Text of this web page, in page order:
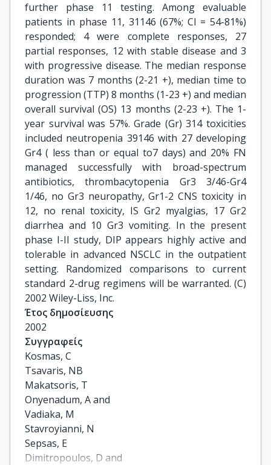
further phase 11 testing. Among evaluable
patients in phase 11, 31146 (67%; Cl = 54-81%)
responded; 4 were complete responses, 27
partial responses, 12 with stable disease and 3
with progressive disease. The median response
duration was 7 months (2-21 +), median time to
progression (TTP) 8 months (1-23 +) and median
overall survival (OS) 13 months (2-23 +). The 1-
year survival was 57%. Grade (Gr) 314 toxicities
included neutropenia 39146 with 27 developing
Gr4 ( less than or equal to7 days) and 20% FN
managed successfully with broad-spectrum
antibiotics, thrombacytopenia Gr3 3/46-Gr4
1/46, no Gr3 neuropathy, Gr1-2 CNS toxicity in
12, no renal toxicity, IS Gr2 myalgias, 17 Gr2
diarrhea and 10 Gr3 vomiting. In the present
phase I-II study, DIP appears highly active and
tolerable in advanced NSCLC in the outpatient
setting. Randomized comparisons to current
standard 2-drug regimens will be warranted. (C)
2002 Wiley-Liss, Inc.
Έτος δημοσίευσης
2002
Συγγραφείς
Kosmas, C
Tsavaris, NB
Makatsoris, T
Onyenadum, A and
Vadiaka, M
Stavroyianni, N
Sepsas, E
Dimitropoulos, D and